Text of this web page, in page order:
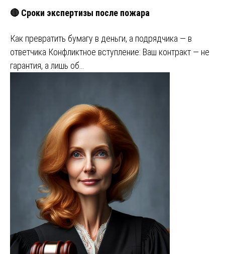
🔴 Сроки экспертизы после пожара
Как превратить бумагу в деньги, а подрядчика — в
ответчика Конфликтное вступление: Ваш контракт — не
гарантия, а лишь об…